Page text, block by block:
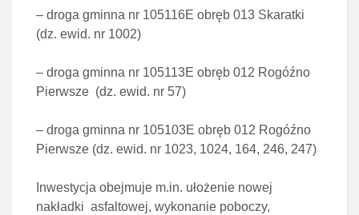
– droga gminna nr 105116E obręb 013 Skaratki
(dz. ewid. nr 1002)
– droga gminna nr 105113E obręb 012 Rogóźno
Pierwsze (dz. ewid. nr 57)
– droga gminna nr 105103E obręb 012 Rogóźno
Pierwsze (dz. ewid. nr 1023, 1024, 164, 246, 247)
Inwestycja obejmuje m.in. ułożenie nowej
nakładki asfaltowej, wykonanie poboczy,